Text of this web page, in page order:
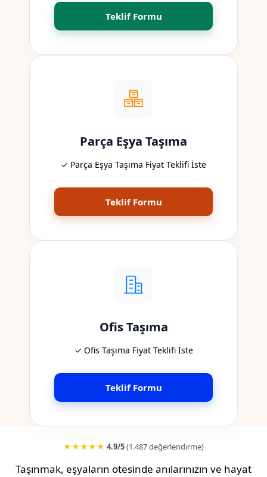
Teklif Formu
Parça Eşya Taşıma
✓ Parça Eşya Taşıma Fiyat Teklifi İste
Teklif Formu
Ofis Taşıma
✓ Ofis Taşıma Fiyat Teklifi İste
Teklif Formu
★★★★★ 4.9/5(1.487 değerlendirme)
Taşınmak, eşyaların ötesinde anılarınızın ve hayat